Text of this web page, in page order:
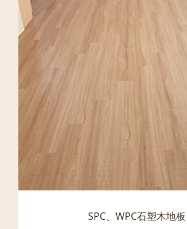
SPC、WPC石塑木地板